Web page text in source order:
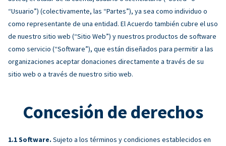
“Usuario”) (colectivamente, las “Partes”), ya sea como individuo o
como representante de una entidad. El Acuerdo también cubre el uso
de nuestro sitio web (“Sitio Web”) y nuestros productos de software
como servicio (“Software”), que están diseñados para permitir a las
organizaciones aceptar donaciones directamente a través de su
sitio web o a través de nuestro sitio web.
Concesión de derechos
Software. Sujeto a los términos y condiciones establecidos en